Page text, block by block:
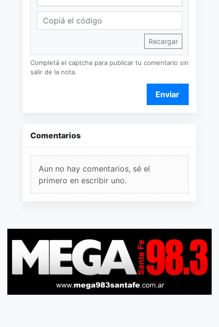
Recargar
Completá el captcha para publicar tu comentario sin
salir de la nota.
Enviar
Comentarios
Aun no hay comentarios, sé el
primero en escribir uno.